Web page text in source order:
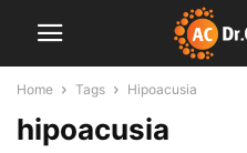
Home Tags Hipoacusia
hipoacusia